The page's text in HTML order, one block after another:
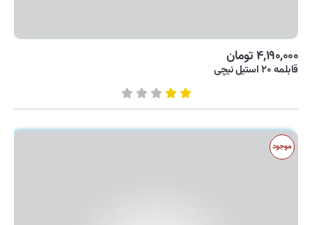
۴,۱۹۰,۰۰۰ تومان
قابلمه ۲۰ استیل نیچی
موجود